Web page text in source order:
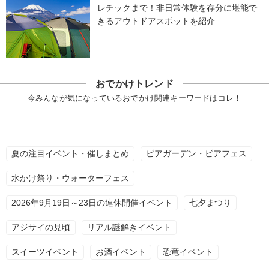
レチックまで！非日常体験を存分に堪能で
きるアウトドアスポットを紹介
おでかけトレンド
今みんなが気になっているおでかけ関連キーワードはコレ！
夏の注目イベント・催しまとめ ビアガーデン・ビアフェス
水かけ祭り・ウォーターフェス
2026年9月19日～23日の連休開催イベント 七夕まつり
アジサイの見頃 リアル謎解きイベント
スイーツイベント お酒イベント 恐竜イベント